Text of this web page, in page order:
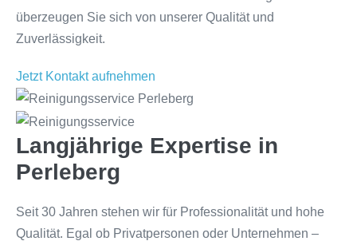
überzeugen Sie sich von unserer Qualität und
Zuverlässigkeit.
Jetzt Kontakt aufnehmen
Langjährige Expertise in
Perleberg
Seit 30 Jahren stehen wir für Professionalität und hohe
Qualität. Egal ob Privatpersonen oder Unternehmen –